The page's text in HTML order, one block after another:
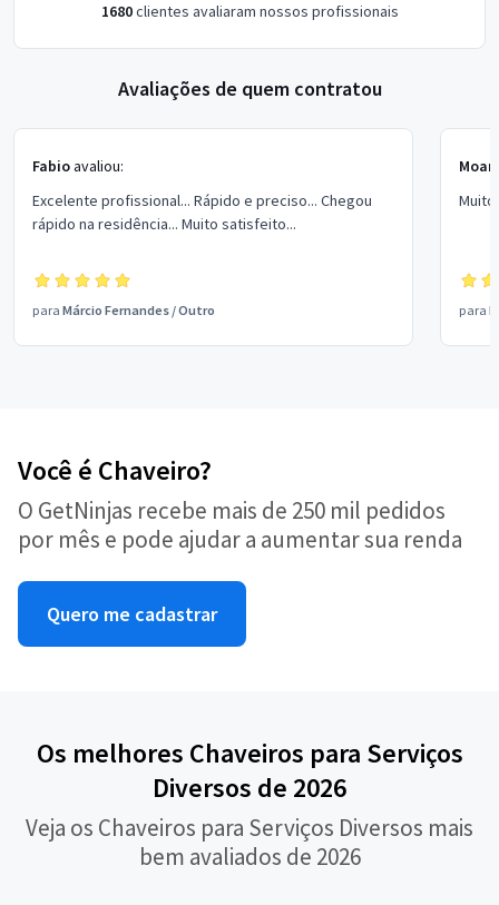
1680clientes avaliaram nossos profissionais
Avaliações de quem contratou
Fabioavaliou:
Excelente profissional... Rápido e preciso... Chegou
rápido na residência... Muito satisfeito...
para Márcio Fernandes /Outro para
Você é Chaveiro?
O GetNinjas recebe mais de 250 mil pedidos
por mês e pode ajudar a aumentar sua renda
Quero me cadastrar
Os melhores Chaveiros para Serviços
Diversos de 2026
Veja os Chaveiros para Serviços Diversos mais
bem avaliados de 2026